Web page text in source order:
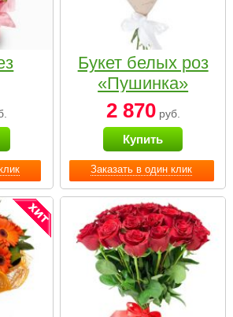
Заказать в один клик
Букет белых роз
«Пушинка»
2 870руб.
Купить